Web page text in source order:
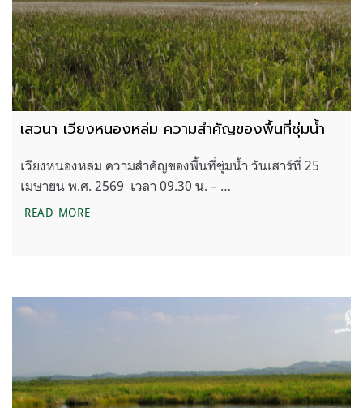
เสวนา เวียงหนองหล่ม ความสำคัญของพื้นที่ชุ่มน้ำ
เวียงหนองหล่ม ความสำคัญของพื้นที่ชุ่มน้ำ วันเสาร์ที่ 25
เมษายน พ.ศ. 2569 เวลา 09.30 น. – …
READ MOREเสวนา เวียงหนองหล่ม ความสำคัญของพื้นที่ชุ่มน้ำ